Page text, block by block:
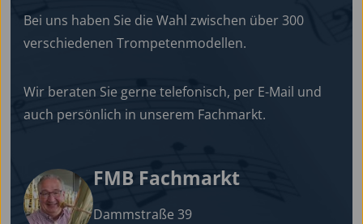
Bei uns haben Sie die Wahl zwischen über 300
verschiedenen Trompetenmodellen.
Wir beraten Sie gerne telefonisch, per E-Mail und
auch persönlich in unserem Fachmarkt.
FMB Fachmarkt
Dammstraße 39